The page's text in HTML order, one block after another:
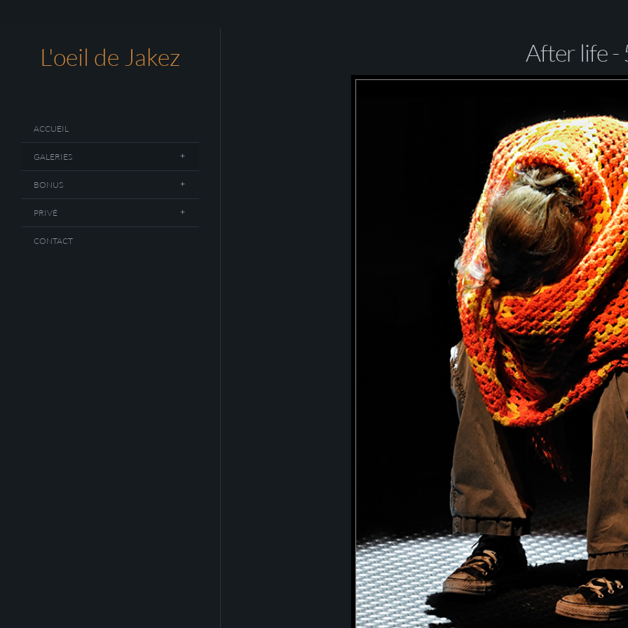
L'oeil de Jakez
ACCUEIL
GALERIES
BONUS
PRIVÉ
CONTACT
After life -